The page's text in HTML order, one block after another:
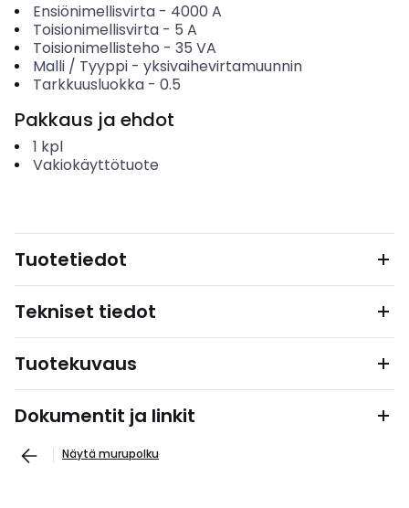
Ensiönimellisvirta- 4000 A
Toisionimellisvirta- 5 A
Toisionimellisteho - 35 VA
Malli / Tyyppi- yksivaihevirtamuunnin
Tarkkuusluokka- 0.5
Pakkaus ja ehdot
1 kpl
Vakiokäyttötuote
Tuotetiedot
Tekniset tiedot
Tuotekuvaus
Dokumentit ja linkit
Näytä murupolku